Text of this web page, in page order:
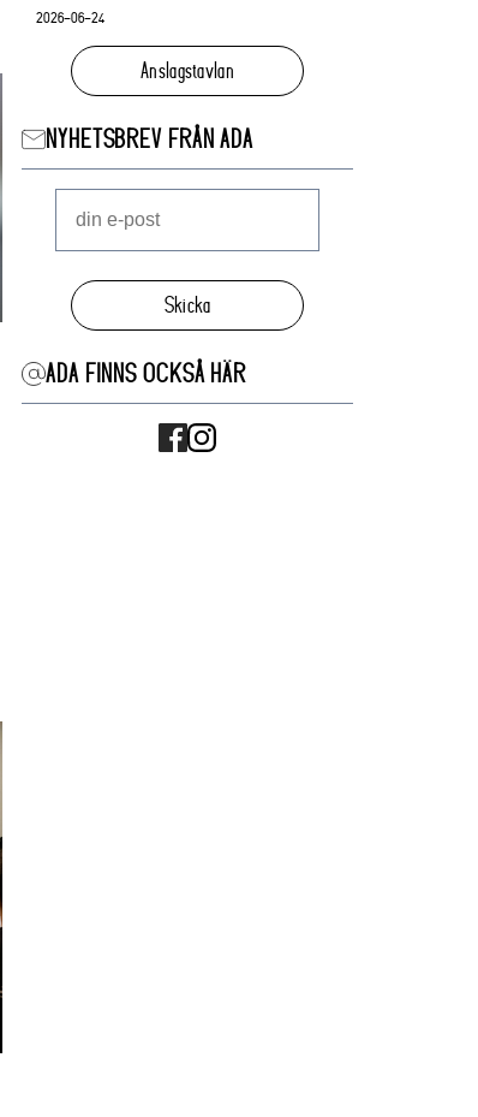
2026-06-24
Anslagstavlan
NYHETSBREV FRÅN ADA
Skicka
ADA FINNS OCKSÅ HÄR